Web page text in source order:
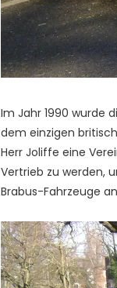
Im Jahr 1990 wurde
dem einzigen
Herr Joliffe eine
Vertrieb zu werden,
Brabus-Fahrzeuge